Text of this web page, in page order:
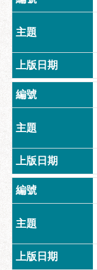
良
影
音
專
區
性
主
流
性
防